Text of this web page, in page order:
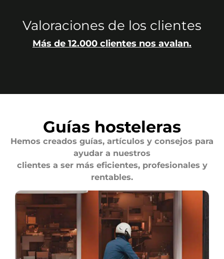
Valoraciones de los clientes
Más de 12.000 clientes nos avalan.
Guías hosteleras
Hemos creados guías, artículos y consejos para
ayudar a nuestros
clientes a ser más eficientes, profesionales y
rentables.